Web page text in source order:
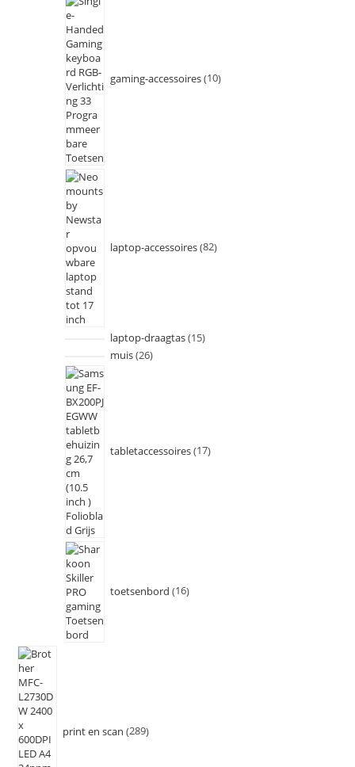
gaming-accessoires 10
laptop-accessoires 82
laptop-draagtas 15
muis 26
tabletaccessoires 17
toetsenbord 16
print en scan 289